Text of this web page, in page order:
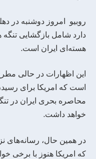
روبیو امروز دوشنبه در
دارد شامل بازگشایی تنگه
هسته‌ای ایران است.
این اظهارات در حالی
است که امریکا برای
محاصره بحری ایران در
خواهد داشت.
در همین حال، رسانه‌های
که امریکا هنوز با برخی